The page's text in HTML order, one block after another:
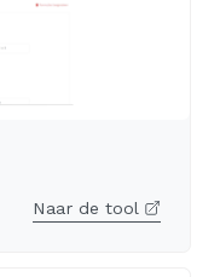
Naar de tool